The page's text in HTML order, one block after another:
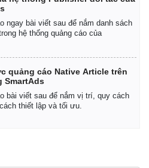
Ảnh
E-Magazine
ngay bài viết sau để nắm danh sách
hệ thống quảng cáo của
quảng cáo Native Article trên
SmartAds
bài viết sau để nắm vị trí, quy cách
thiết lập và tối ưu.